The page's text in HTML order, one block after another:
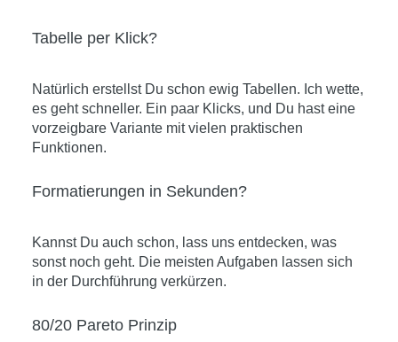
Tabelle per Klick?
Natürlich erstellst Du schon ewig Tabellen. Ich wette,
es geht schneller. Ein paar Klicks, und Du hast eine
vorzeigbare Variante mit vielen praktischen
Funktionen.
Formatierungen in Sekunden?
Kannst Du auch schon, lass uns entdecken, was
sonst noch geht. Die meisten Aufgaben lassen sich
in der Durchführung verkürzen.
80/20 Pareto Prinzip